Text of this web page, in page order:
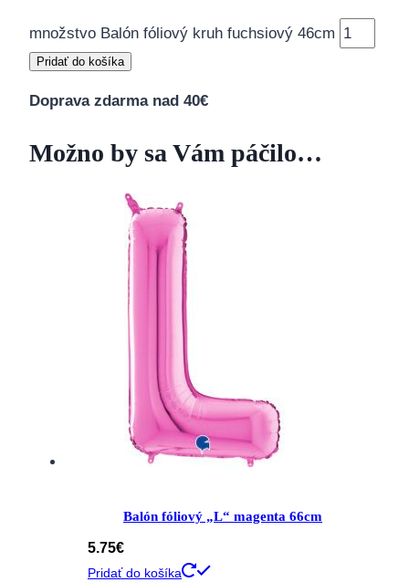
množstvo Balón fóliový kruh fuchsiový 46cm
Pridať do košíka
Doprava zdarma nad 40€
Možno by sa Vám páčilo…
Balón fóliový „L“ magenta 66cm
5.75€
Pridať do košíka